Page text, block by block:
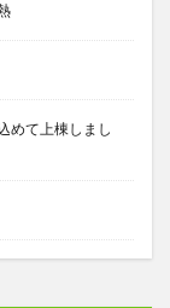
めて上棟しまし